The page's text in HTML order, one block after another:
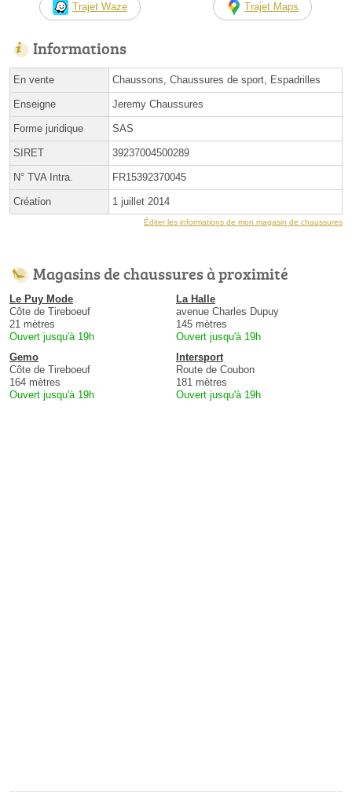
Trajet Waze Trajet Maps
Informations
En vente Chaussons, Chaussures de sport, Espadrilles
Enseigne Jeremy Chaussures
Forme juridique SAS
SIRET 39237004500289
N° TVA Intra. FR15392370045
Création 1 juillet 2014
Éditer les informations de mon magasin de chaussures
Magasins de chaussures à proximité
Le Puy Mode
Côte de Tireboeuf
21 mètres
Ouvert jusqu'à 19h
La Halle
avenue Charles Dupuy
145 mètres
Ouvert jusqu'à 19h
Gemo
Côte de Tireboeuf
164 mètres
Ouvert jusqu'à 19h
Intersport
Route de Coubon
181 mètres
Ouvert jusqu'à 19h